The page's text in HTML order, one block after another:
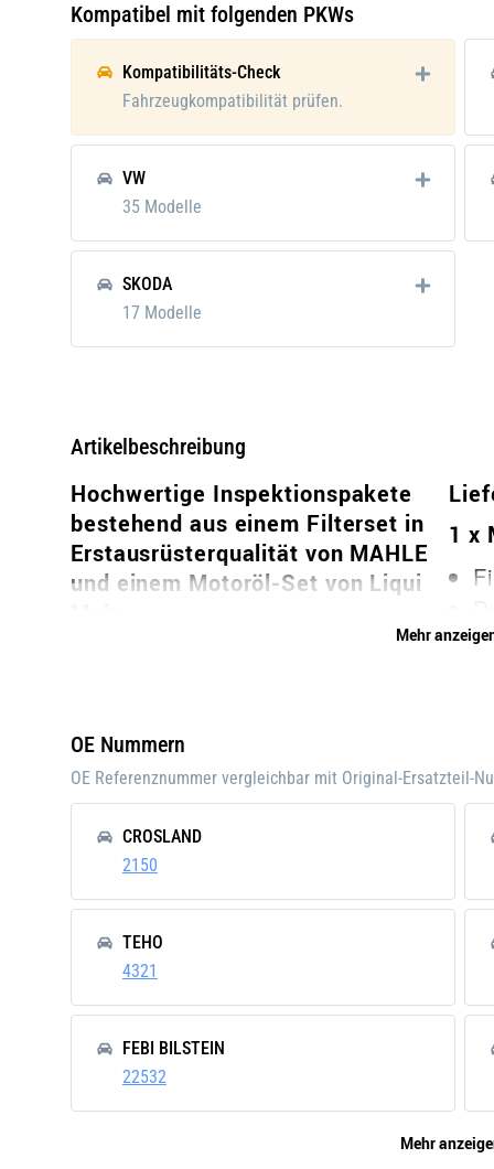
Im Lieferumfang enthalten:
Verpackungsgewicht:
Kompatibel mit folgenden PKWs
Kompatibilitäts-Check
Fahrzeugkompatibilität prüfen.
VW
35 Modelle
SKODA
17 Modelle
Artikelbeschreibung
Hochwertige Inspektionspakete
bestehend aus einem Filterset in
Erstausrüsterqualität von MAHLE
und einem Motoröl-Set von Liqui
1 x
1 x
Mehr
OE Nummern
OE Referenznummer vergleichbar mit Original-Ersatzteil-
CROSLAND
2150
TEHO
4321
FEBI BILSTEIN
22532
Mehr